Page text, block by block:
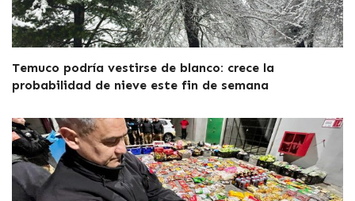
Temuco podría vestirse de blanco: crece la
probabilidad de nieve este fin de semana